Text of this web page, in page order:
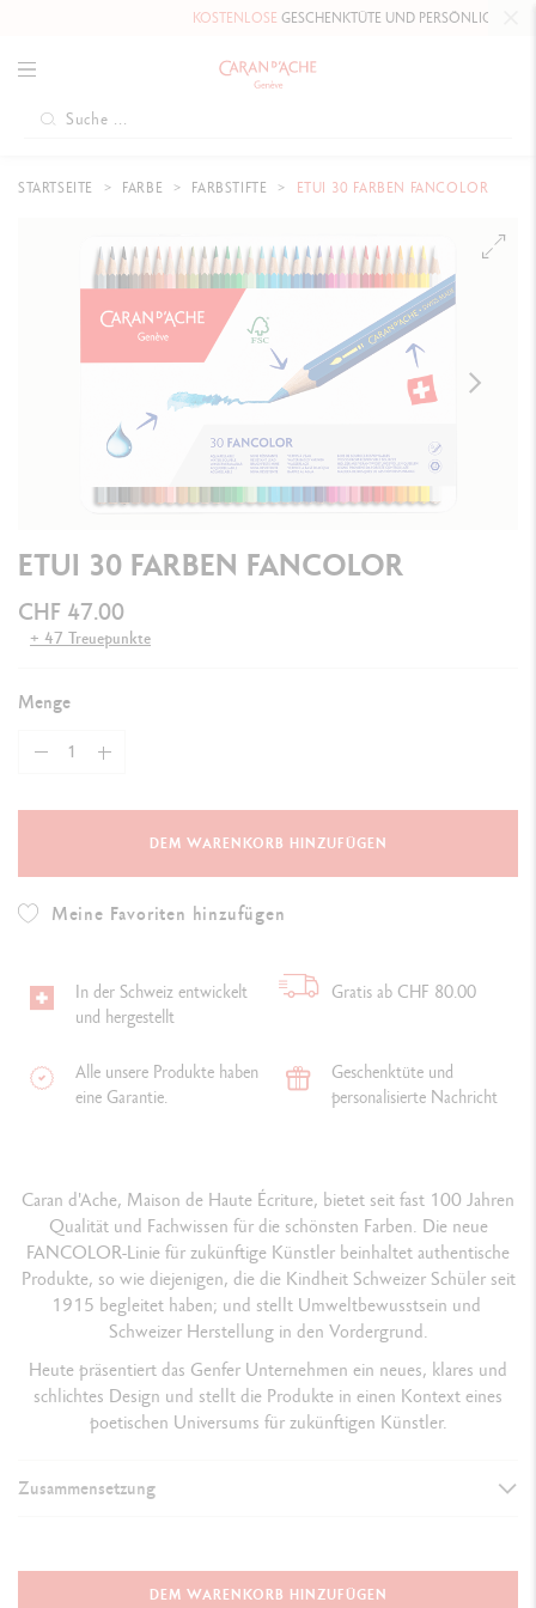
KOSTENLOSEGESCHENKTÜTE UND PERSÖNLICHE
STARTSEITE FARBE FARBSTIFTE ETUI 30 FARBEN FANCOLOR
ETUI 30 FARBEN FANCOLOR
CHF 47.00
+ 47 Treuepunkte
Menge
DEM WARENKORB HINZUFÜGEN
Meine Favoriten hinzufügen
In der Schweiz entwickelt
und hergestellt
Gratis ab CHF 80.00
Alle unsere Produkte haben
eine Garantie.
Geschenktüte und
personalisierte Nachricht
Caran d'Ache, Maison de Haute Écriture, bietet seit fast 100 Jahren
Qualität und Fachwissen für die schönsten Farben. Die neue
FANCOLOR-Linie für zukünftige Künstler beinhaltet authentische
Produkte, so wie diejenigen, die die Kindheit Schweizer Schüler seit
1915 begleitet haben; und stellt Umweltbewusstsein und
Schweizer Herstellung in den Vordergrund.
Heute präsentiert das Genfer Unternehmen ein neues, klares und
schlichtes Design und stellt die Produkte in einen Kontext eines
poetischen Universums für zukünftigen Künstler.
Zusammensetzung
Erstklassiges, FSC™-zertifiziertes Zedernholz
DEM WARENKORB HINZUFÜGEN